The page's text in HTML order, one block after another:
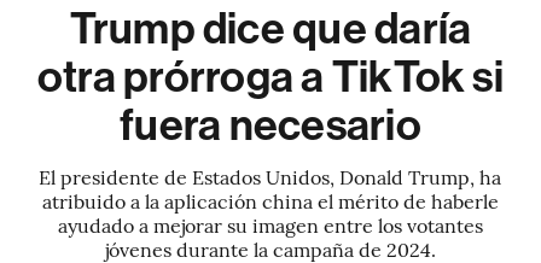
Trump dice que daría
otra prórroga a TikTok si
fuera necesario
El presidente de Estados Unidos, Donald Trump, ha
atribuido a la aplicación china el mérito de haberle
ayudado a mejorar su imagen entre los votantes
jóvenes durante la campaña de 2024.